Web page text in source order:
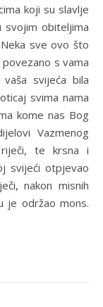
koji su slavlje
obiteljima
sve ovo što
s vama
svijeća bila
svima nama
kome nas Bog
Vazmenog
te krsna i
svijeći otpjevao
nakon misnih
je održao mons.